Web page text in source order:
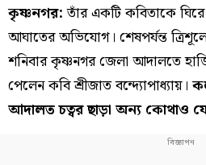
কৃষ্ণনগর:তাঁর একটি কবিতাকে ঘিরে
আঘাতের অভিযোগ। শেষপর্যন্ত
শনিবার কৃষ্ণনগর জেলা আদালতে
পেলেন কবি শ্রীজাত বন্দ্যোপাধ্যায়।
আদালত চত্বর ছাড়া অন্য কোথাও